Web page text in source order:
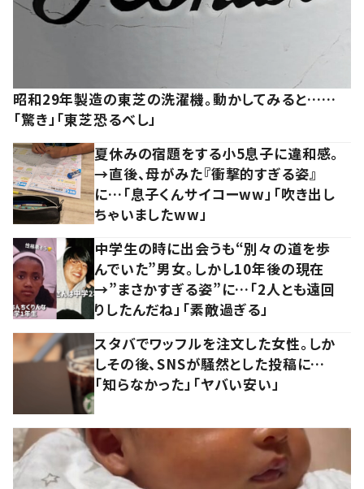
昭和29年製造の東芝の洗濯機。動かしてみると……
「驚き」「東芝恐るべし」
夏休みの宿題をする小5息子に違和感。
→直後、母がみた『衝撃的すぎる姿』
に…「息子くんサイコーww」「吹き出し
ちゃいましたww」
中学生の時に出会うも“別々の道を歩
んでいた”男女。しかし10年後の現在
→”まさかすぎる姿”に…「2人とも遠回
りしたんだね」「素敵過ぎる」
スタバでワッフルを注文した女性。しか
しその後、SNSが騒然とした投稿に…
「知らなかった」「ヤバい安い」